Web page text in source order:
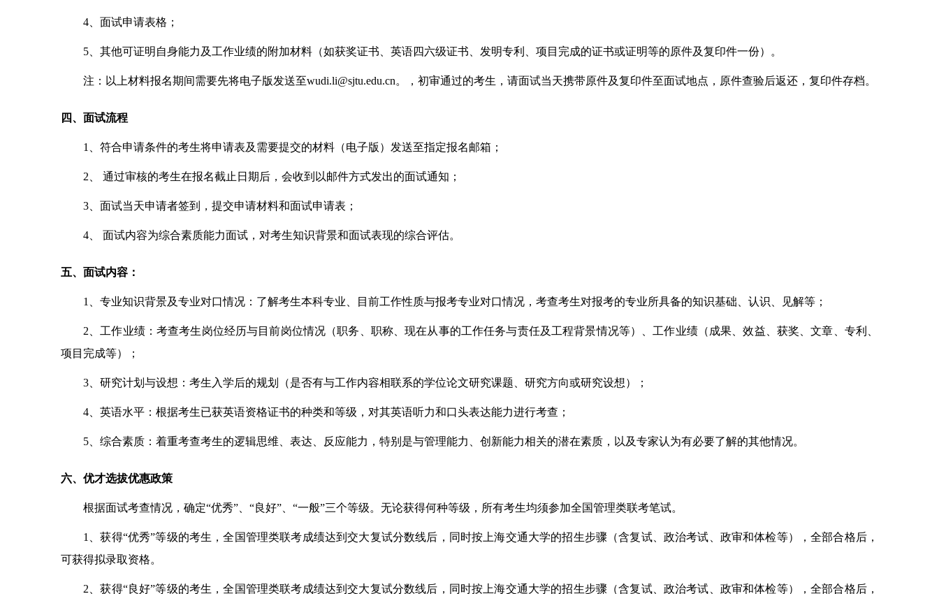
4 、面试申请表格；
5 、其他可证明自身能力及工作业绩的附加材料（如获奖证书、英语四六级证书、发明专利、项目完成的证书或证明等的原件及复印件一份）。
注：以上材料报名期间需要先将电子版发送至wudi.li@sjtu.edu.cn。，初审通过的考生，请面试当天携带原件及复印件至面试地点，原件查验后返还，复印件存档。
四、面试流程
1 、符合申请条件的考生将申请表及需要提交的材料（电子版）发送至指定报名邮箱；
2 、 通过审核的考生在报名截止日期后，会收到以邮件方式发出的面试通知；
3 、面试当天申请者签到，提交申请材料和面试申请表；
4 、 面试内容为综合素质能力面试，对考生知识背景和面试表现的综合评估。
五、面试内容：
1 、专业知识背景及专业对口情况：了解考生本科专业、目前工作性质与报考专业对口情况，考查考生对报考的专业所具备的知识基础、认识、见解等；
2 、工作业绩：考查考生岗位经历与目前岗位情况（职务、职称、现在从事的工作任务与责任及工程背景情况等）、工作业绩（成果、效益、获奖、文章、专利、
项目完成等）；
3 、研究计划与设想：考生入学后的规划（是否有与工作内容相联系的学位论文研究课题、研究方向或研究设想）；
4 、英语水平：根据考生已获英语资格证书的种类和等级，对其英语听力和口头表达能力进行考查；
5 、综合素质：着重考查考生的逻辑思维、表达、反应能力，特别是与管理能力、创新能力相关的潜在素质，以及专家认为有必要了解的其他情况。
六、优才选拔优惠政策
根据面试考查情况，确定“优秀”、“良好”、“一般”三个等级。无论获得何种等级，所有考生均须参加全国管理类联考笔试。
1
、获得“优秀”等级的考生，全国管理类联考成绩达到交大复试分数线后，同时按上海交通大学的招生步骤（含复试、政治考试、政审和体检等），全部合格后，
可获得拟录取资格。
2 、获得“良好”等级的考生，全国管理类联考成绩达到交大复试分数线后，同时按上海交通大学的招生步骤（含复试、政治考试、政审和体检等），全部合格后，